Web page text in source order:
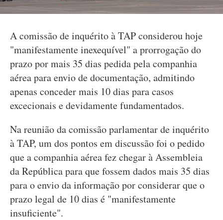
A comissão de inquérito à TAP considerou hoje
"manifestamente inexequível" a prorrogação do
prazo por mais 35 dias pedida pela companhia
aérea para envio de documentação, admitindo
apenas conceder mais 10 dias para casos
excecionais e devidamente fundamentados.
Na reunião da comissão parlamentar de inquérito
à TAP, um dos pontos em discussão foi o pedido
que a companhia aérea fez chegar à Assembleia
da República para que fossem dados mais 35 dias
para o envio da informação por considerar que o
prazo legal de 10 dias é "manifestamente
insuficiente".